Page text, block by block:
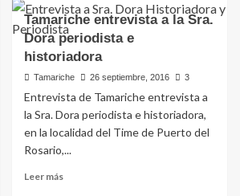
Tamariche entrevista a la Sra.
Dora periodista e
historiadora
Tamariche 26 septiembre, 2016 3
Entrevista de Tamariche entrevista a
la Sra. Dora periodista e historiadora,
en la localidad del Time de Puerto del
Rosario,...
Leer más